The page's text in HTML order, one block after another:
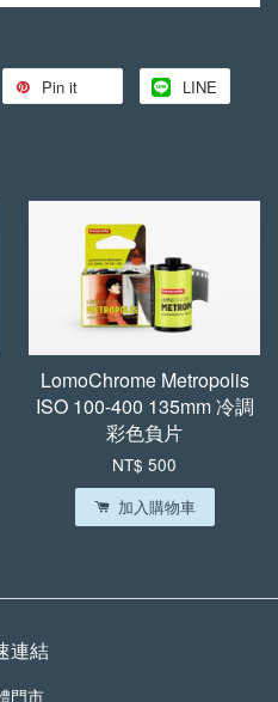
植鞣牛皮傘繩背帶 (縫
線款)
NT$ 799
- +
加入購物車
Pin it LINE
LomoChrome Metropolis
ISO 100-400 135mm 冷調
彩色負片
NT$ 500
加入購物車
連結
門市